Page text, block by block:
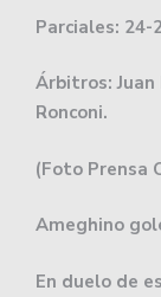
Parciales: 24-
Árbitros: Juan
Ronconi.
(Foto Prensa
Ameghino
En duelo de